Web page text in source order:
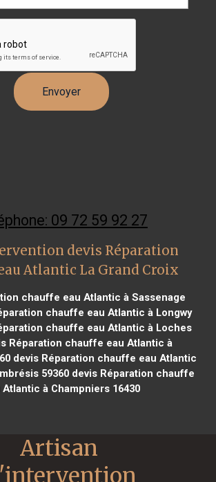
09 72 59 92 27
devis Réparation
Atlantic La Grand Croix
chauffe eau Atlantic à Sassenage
chauffe eau Atlantic à Longwy
chauffe eau Atlantic à Loches
Réparation chauffe eau Atlantic à
devis Réparation chauffe eau Atlantic
59360 devis Réparation chauffe
Atlantic à Champniers 16430
Artisan